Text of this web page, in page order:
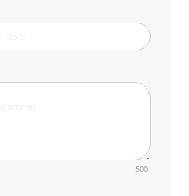
500